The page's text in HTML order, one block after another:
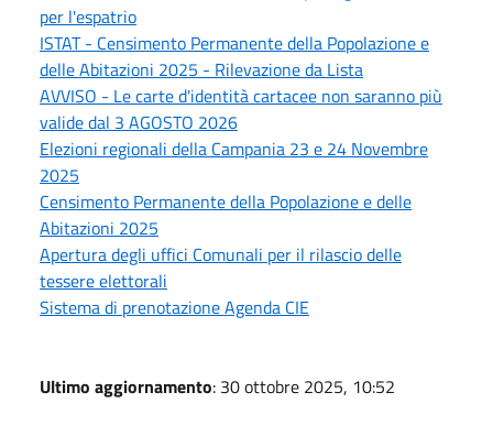
per l'espatrio
ISTAT - Censimento Permanente della Popolazione e
delle Abitazioni 2025 - Rilevazione da Lista
AVVISO - Le carte d'identità cartacee non saranno più
valide dal 3 AGOSTO 2026
Elezioni regionali della Campania 23 e 24 Novembre
2025
Censimento Permanente della Popolazione e delle
Abitazioni 2025
Apertura degli uffici Comunali per il rilascio delle
tessere elettorali
Sistema di prenotazione Agenda CIE
Ultimo aggiornamento: 30 ottobre 2025, 10:52